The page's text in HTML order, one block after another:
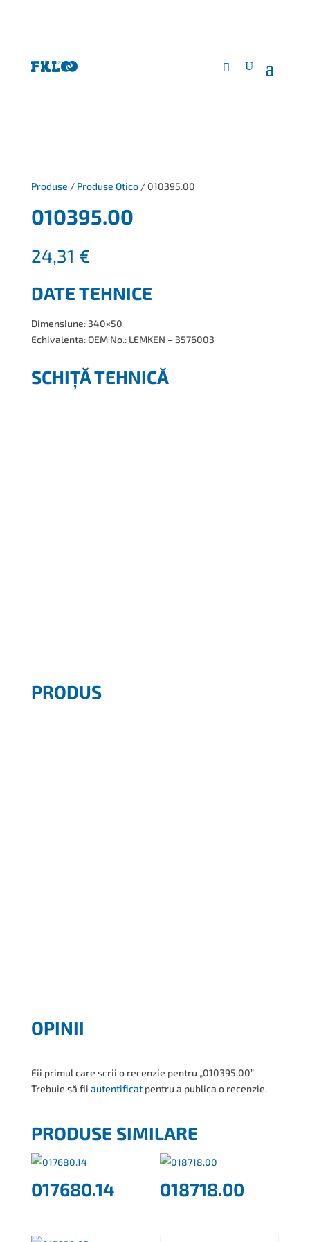
Produse / Produse Otico/ 010395.00
010395.00
24,31 €
DATE TEHNICE
Dimensiune: 340×50
Echivalenta: OEM No.: LEMKEN – 3576003
SCHIȚĂ TEHNICĂ
PRODUS
OPINII
Fii primul care scrii o recenzie pentru „010395.00”
Trebuie să fii autentificatpentru a publica o recenzie.
PRODUSE SIMILARE
017680.14 018718.00